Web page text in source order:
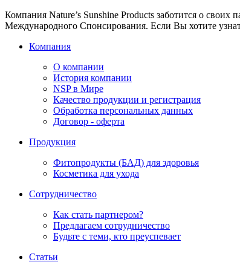
Компания Nature’s Sunshine Products заботится о
Международного Спонсирования. Если Вы хотите
Компания
О компании
История компании
NSP в Мире
Качество продукции и регистрация
Обработка персональных данных
Договор - оферта
Продукция
Фитопродукты (БАД) для здоровья
Косметика для ухода
Сотрудничество
Как стать партнером?
Предлагаем сотрудничество
Будьте с теми, кто преуспевает
Статьи